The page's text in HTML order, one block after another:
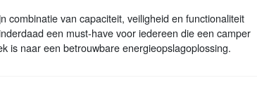
combinatie van capaciteit, veiligheid en functionaliteit
een must-have voor iedereen die een camper
is naar een betrouwbare energieopslagoplossing.